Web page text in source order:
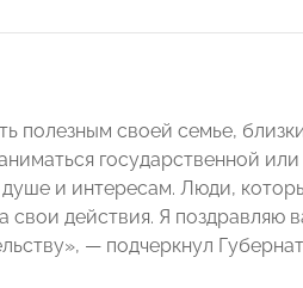
полезным своей семье,
государственной
и интересам. Люди,
свои действия. Я поздравляю
— подчеркнул